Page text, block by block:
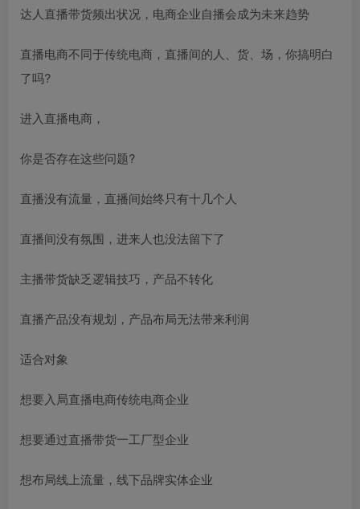
达人直播带货频出状况，电商企业自播会成为未来趋势
直播电商不同于传统电商，直播间的人、货、场，你搞明白
了吗?
进入直播电商，
你是否存在这些问题?
直播没有流量，直播间始终只有十几个人
直播间没有氛围，进来人也没法留下了
主播带货缺乏逻辑技巧，产品不转化
直播产品没有规划，产品布局无法带来利润
适合对象
想要入局直播电商传统电商企业
想要通过直播带货一工厂型企业
想布局线上流量，线下品牌实体企业